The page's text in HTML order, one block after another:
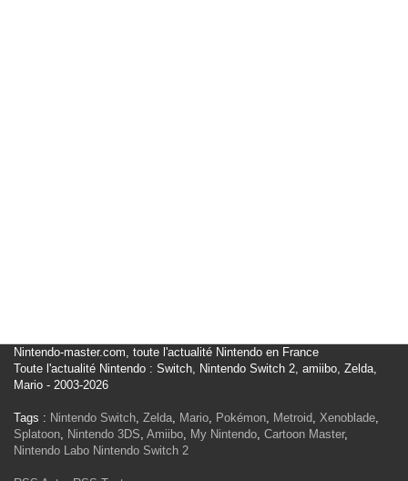
Nintendo-master.com, toute l'actualité Nintendo en France
Toute l'actualité Nintendo : Switch, Nintendo Switch 2, amiibo, Zelda,
Mario - 2003-2026
Tags : Nintendo Switch, Zelda, Mario, Pokémon, Metroid, Xenoblade,
Splatoon, Nintendo 3DS, Amiibo, My Nintendo, Cartoon Master,
Nintendo Labo Nintendo Switch 2